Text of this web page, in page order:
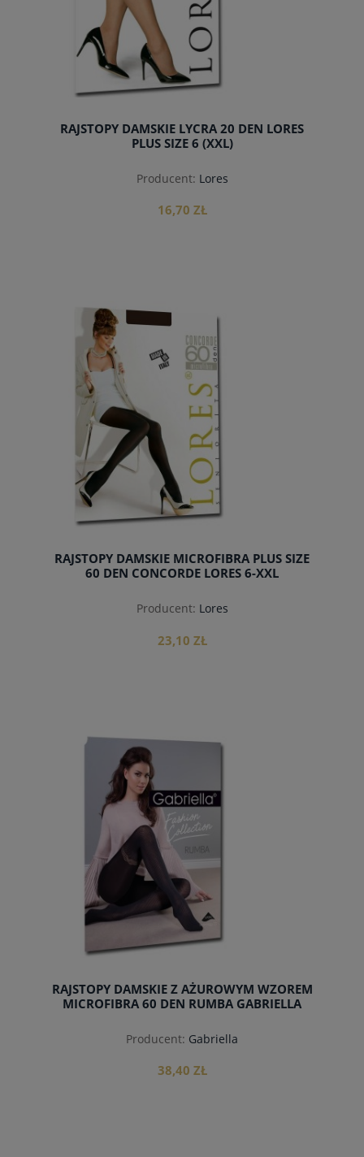
RAJSTOPY DAMSKIE LYCRA 20 DEN LORES
PLUS SIZE 6 (XXL)
Producent: Lores
16,70 ZŁ
do koszyka
RAJSTOPY DAMSKIE MICROFIBRA PLUS SIZE
60 DEN CONCORDE LORES 6-XXL
Producent: Lores
23,10 ZŁ
RAJSTOPY DAMSKIE Z AŻUROWYM WZOREM
MICROFIBRA 60 DEN RUMBA GABRIELLA
Producent: Gabriella
38,40 ZŁ